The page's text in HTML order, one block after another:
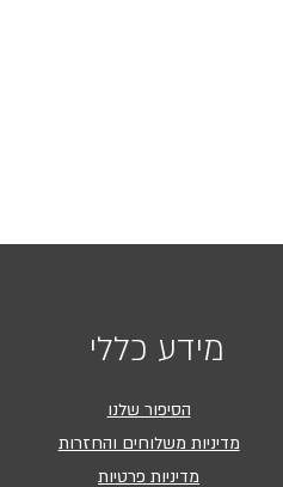
מידע כללי
הסיפור שלנו
מדיניות משלוחים והחזרות
מדיניות פרטיות